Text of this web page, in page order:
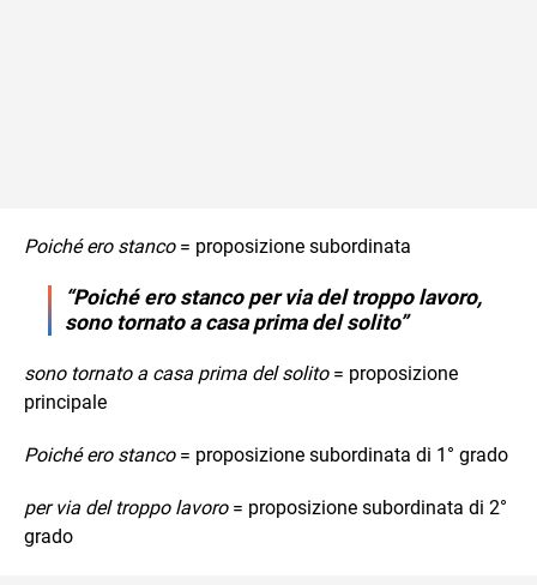
Poiché ero stanco = proposizione subordinata
“Poiché ero stanco per via del troppo lavoro,
sono tornato a casa prima del solito”
sono tornato a casa prima del solito = proposizione
principale
Poiché ero stanco = proposizione subordinata di 1° grado
per via del troppo lavoro = proposizione subordinata di 2°
grado